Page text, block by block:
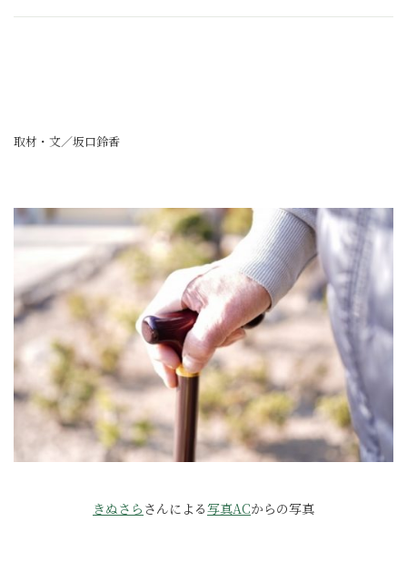
取材・文／坂口鈴香
きぬさら さんによる写真ACからの写真